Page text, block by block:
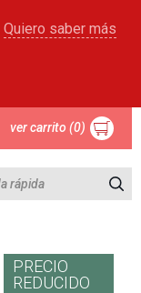
Quiero saber más
ver carrito (0)
PRECIO
REDUCIDO